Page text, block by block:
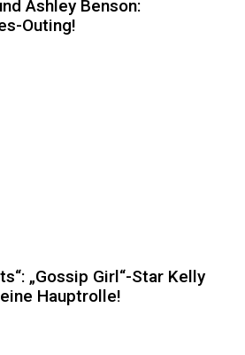
Ashley Benson:
Outing!
„Gossip Girl“-Star Kelly
Hauptrolle!